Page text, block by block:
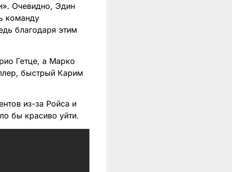
Очевидно, Эдин
команду
благодаря этим
Гетце, а Марко
быстрый Карим
из-за Ройса и
бы красиво уйти.